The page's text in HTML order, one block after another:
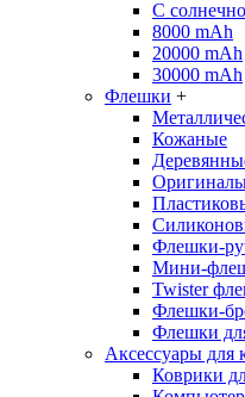
С
8000 mAh
20000 mAh
30000 mAh
Флешки +
Кожаные
Флешки-
Мини-
Twister
Флешки-
Флешки
Аксессуары для
Коврики